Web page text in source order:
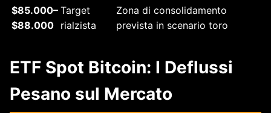
$85.000–
$88.000
Target
rialzista
Zona di consolidamento
prevista in scenario toro
ETF Spot Bitcoin: I Deflussi
Pesano sul Mercato